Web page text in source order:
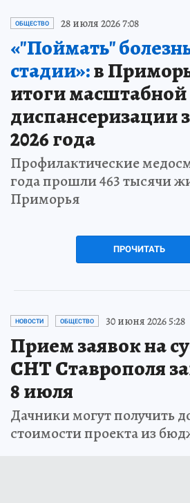
ОБЩЕСТВО 28 июля 2026 7:08
«"Поймать"
стадии»:в
итоги масштабной
диспансеризации
2026 года
Профилактические
года прошли 463 тысячи
Приморья
ПРОЧИТАТЬ
НОВОСТИ ОБЩЕСТВО 30 июня 2026 5:28
Прием заявок на
СНТ Ставрополя
8 июля
Дачники могут получить
стоимости проекта из